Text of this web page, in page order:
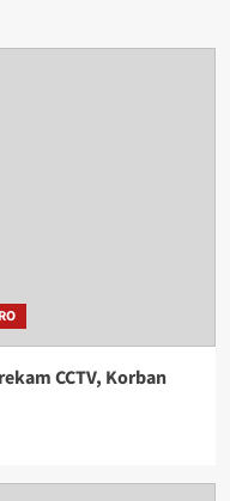
CCTV, Korban